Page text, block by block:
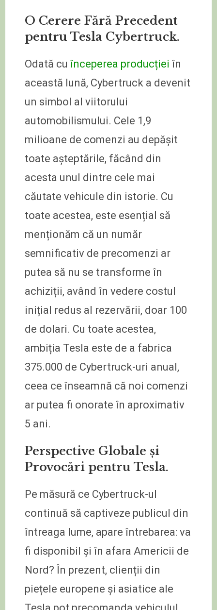
O Cerere Fără Precedent
pentru Tesla Cybertruck.
Odată cuînceperea producției în
această lună, Cybertruck a devenit
un simbol al viitorului
automobilismului. Cele 1,9
milioane de comenzi au depășit
toate așteptările, făcând din
acesta unul dintre cele mai
căutate vehicule din istorie. Cu
toate acestea, este esențial să
menționăm că un număr
semnificativ de precomenzi ar
putea să nu se transforme în
achiziții, având în vedere costul
inițial redus al rezervării, doar 100
de dolari. Cu toate acestea,
ambiția Tesla este de a fabrica
375.000 de Cybertruck-uri anual,
ceea ce înseamnă că noi comenzi
ar putea fi onorate în aproximativ
5 ani.
Perspective Globale și
Provocări pentru Tesla.
Pe măsură ce Cybertruck-ul
continuă să captiveze publicul din
întreaga lume, apare întrebarea: va
fi disponibil și în afara Americii de
Nord? În prezent, clienții din
piețele europene și asiatice ale